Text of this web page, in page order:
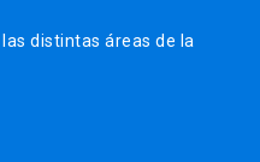
distintas áreas de la